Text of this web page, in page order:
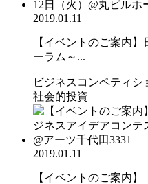
2019.01.11
【イベントのご案内
ーラム～...
ビジネスコンペティシ
社会的投資
2019.01.11
【イベントのご案内